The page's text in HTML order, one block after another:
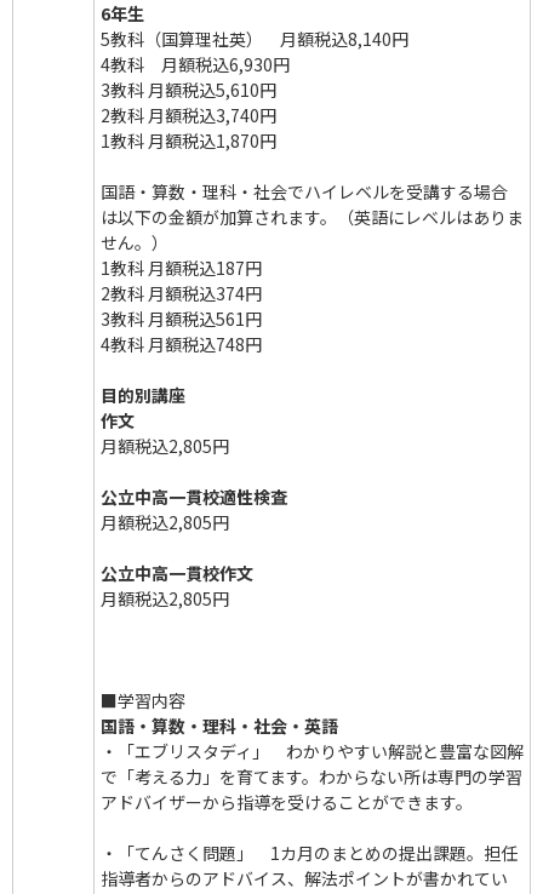
6年生
5教科（国算理社英） 月額税込8,140円
4教科 月額税込6,930円
3教科 月額税込5,610円
2教科 月額税込3,740円
1教科 月額税込1,870円
国語・算数・理科・社会でハイレベルを受講する場合
は以下の金額が加算されます。（英語にレベルはありま
せん。）
1教科 月額税込187円
2教科 月額税込374円
3教科 月額税込561円
4教科 月額税込748円
目的別講座
作文
月額税込2,805円
公立中高一貫校適性検査
月額税込2,805円
公立中高一貫校作文
月額税込2,805円
■学習内容
国語・算数・理科・社会・英語
・「エブリスタディ」 わかりやすい解説と豊富な図解
で「考える力」を育てます。わからない所は専門の学習
アドバイザーから指導を受けることができます。
・「てんさく問題」 1カ月のまとめの提出課題。担任
指導者からのアドバイス、解法ポイントが書かれてい